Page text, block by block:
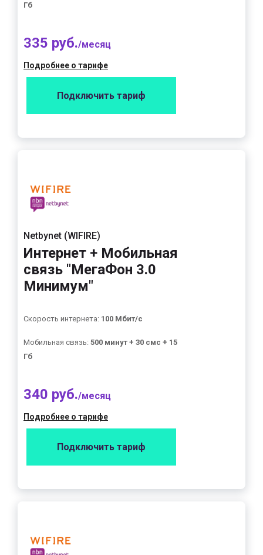
Гб
335 руб./месяц
Подробнее о тарифе
Подключить тариф
Netbynet (WIFIRE)
Интернет + Мобильная
связь "МегаФон 3.0
Минимум"
Скорость интернета: 100 Мбит/с
Мобильная связь: 500 минут + 30 смс + 15
Гб
340 руб./месяц
Подробнее о тарифе
Подключить тариф